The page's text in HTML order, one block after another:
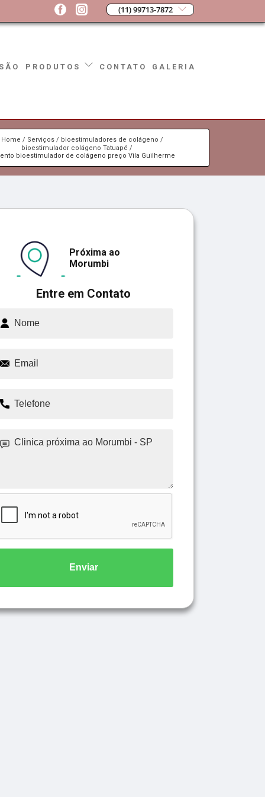
(11) 99713-7872
PRODUTOS CONTATO GALERIA
Home Serviços
bioestimuladores de colágeno
bioestimulador colágeno Tatuapé
bioestimulador de colágeno preço Vila Guilherme
Entre em Contato
Próxima ao
Morumbi
Enviar